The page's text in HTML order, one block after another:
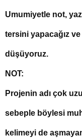
Umumiyetle not,
tersini yapacağız
düşüyoruz.
NOT:
Projenin adı çok
sebeple böylesi
kelimeyi de